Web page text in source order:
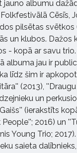
jauno albumu
Cēsīs,
pilsētas svētkos
un klubos. Dažos
- kopā ar savu trio.
albuma jau ir
līdz šim ir
(2013),
un
(ierakstīts
2016) un
Young Trio;
saieta